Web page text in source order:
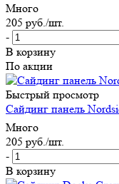
Много
205 руб./шт.
-
В корзину
По акции
Быстрый просмотр
Сайдинг панель
Много
205 руб./шт.
-
В корзину